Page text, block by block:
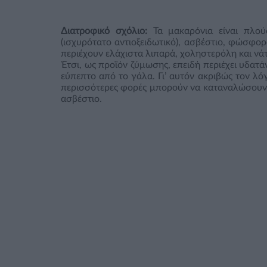
Διατροφικό σχόλιο:Τα μακαρόνια είναι
(ισχυρότατο αντιοξειδωτικό), ασβέστιο,
περιέχουν ελάχιστα λιπαρά, χοληστερόλη και
Έτσι, ως προϊόν ζύμωσης, επειδή περιέχει
εύπεπτο από το γάλα. Γι’ αυτόν ακριβώς τον
περισσότερες φορές μπορούν να καταναλώσουν
ασβέστιο.